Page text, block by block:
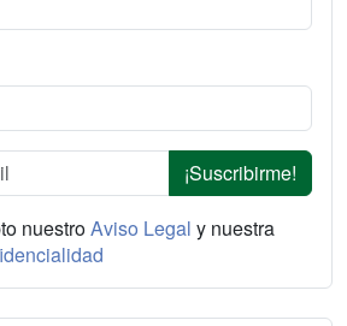
¡Suscribirme!
nuestroAviso Legal y nuestra